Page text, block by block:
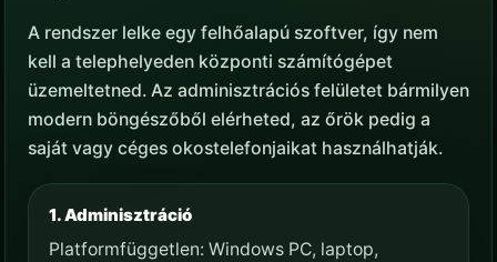
A rendszer lelke egy felhőalapú szoftver, így nem
kell a telephelyeden központi számítógépet
üzemeltetned. Az adminisztrációs felületet bármilyen
modern böngészőből elérheted, az őrök pedig a
saját vagy céges okostelefonjaikat használhatják.
1. Adminisztráció
Platformfüggetlen: Windows PC, laptop,